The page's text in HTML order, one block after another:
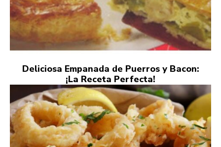
Deliciosa Empanada de Puerros y Bacon:
¡La Receta Perfecta!